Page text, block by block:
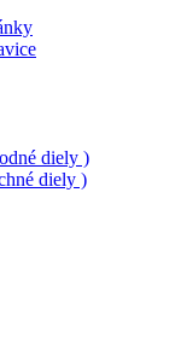
diely )
diely )